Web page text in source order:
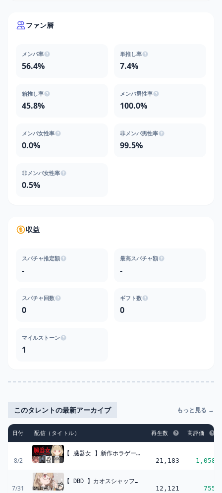
ファン層
メンバ率
56.4%
単推し率
7.4%
箱推し率
45.8%
メンバ男性率
100.0%
メンバ女性率
0.0%
非メンバ男性率
99.5%
非メンバ女性率
0.5%
収益
スパチャ推定額
-
最高スパチャ額
-
スパチャ回数
0
ギフト数
0
マイルストーン
1
このタレントの最新アーカイブ もっと見る →
日付 配信（タイトル） 再生数 高評価
8/2
【 臓器女 】新作ホラゲー、行きます w/顔芸さん、もかちゃん、ろびんさん【 ぶいすぽ / 小雀とと 】
21,183 1,058
7/31
【 DBD 】カオスシャッフルきたあああああああ w/顔芸さん【 ぶいすぽ / 小雀とと 】
12,121 755